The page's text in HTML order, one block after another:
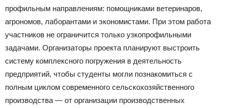
профильным направлениям: помощниками ветеринаров,
агрономов, лаборантами и экономистами. При этом работа
участников не ограничится только узкопрофильными
задачами. Организаторы проекта планируют выстроить
систему комплексного погружения в деятельность
предприятий, чтобы студенты могли познакомиться с
полным циклом современного сельскохозяйственного
производства — от организации производственных